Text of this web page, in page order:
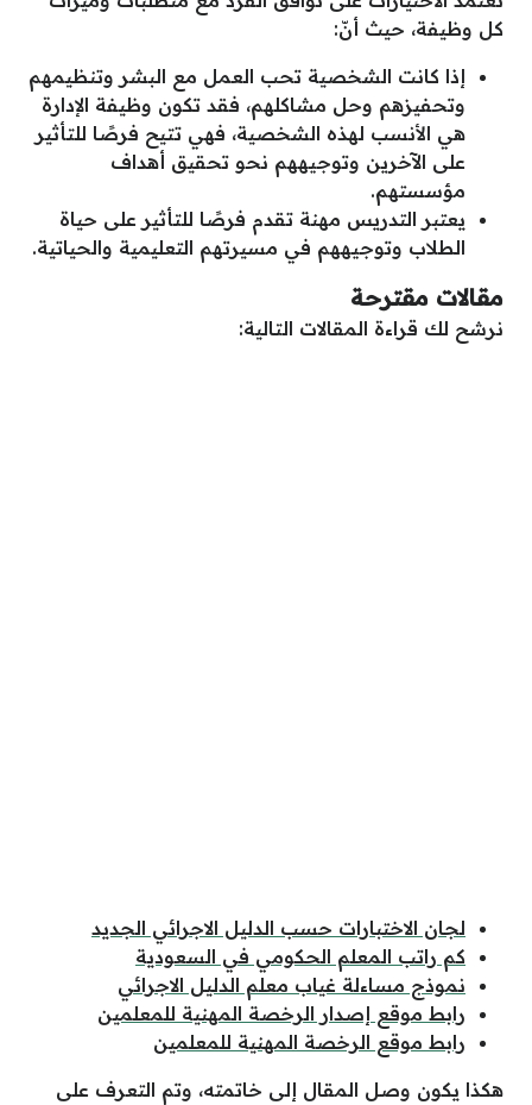
كل وظيفة، حيث أنّ:
إذا كانت الشخصية تحب العمل مع البشر وتنظيمهم
وتحفيزهم وحل مشاكلهم، فقد تكون وظيفة الإدارة
هي الأنسب لهذه الشخصية، فهي تتيح فرصًا للتأثير
على الآخرين وتوجيههم نحو تحقيق أهداف
مؤسستهم.
يعتبر التدريس مهنة تقدم فرصًا للتأثير على حياة
الطلاب وتوجيههم في مسيرتهم التعليمية والحياتية.
مقالات مقترحة
نرشح لك قراءة المقالات التالية:
لجان الاختبارات حسب الدليل الاجرائي الجديد
كم راتب المعلم الحكومي في السعودية
نموذج مساءلة غياب معلم الدليل الاجرائي
رابط موقع إصدار الرخصة المهنية للمعلمين
رابط موقع الرخصة المهنية للمعلمين
هكذا يكون وصل المقال إلى خاتمته، وتم التعرف على